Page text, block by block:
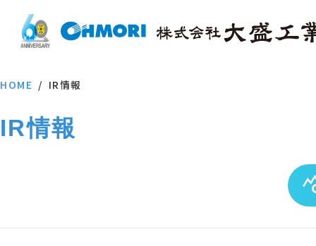
HOME IR情報
IR情報